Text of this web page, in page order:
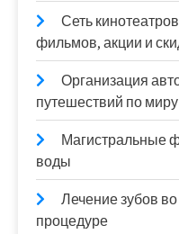
Сеть
фильмов, акции и
Организация
путешествий по миру
Магистральные
воды
Лечение зубов
процедуре